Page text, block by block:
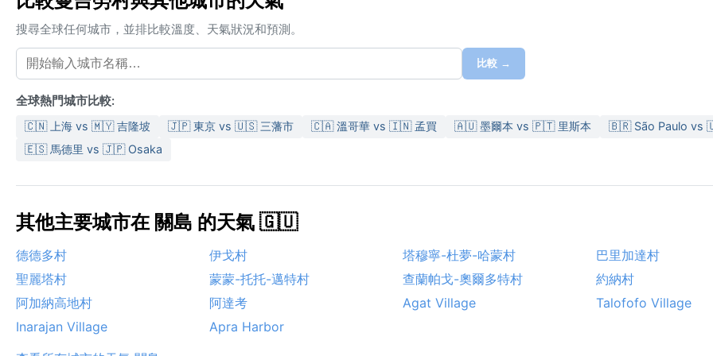
搜尋全球任何城市，並排比較溫度、天氣狀況和預測。
比較 →
全球熱門城市比較:
🇨🇳 上海 vs 🇲🇾 吉隆坡 🇯🇵 東京 vs 🇺🇸 三藩市 🇨🇦 溫哥華 vs 🇮🇳 孟買 🇦🇺 墨爾本 vs 🇵🇹 里斯本
🇧🇷 São Paulo vs
🇪🇸 馬德里 vs 🇯🇵 Osaka
其他主要城市在 關島 的天氣 🇬🇺
德德多村 伊戈村 塔穆寧-杜夢-哈蒙村
巴里加達村
聖麗塔村
蒙蒙-托托-邁特村 查蘭帕戈-奧爾多特村
約納村
阿加納高地村
阿達考 Agat Village
Talofofo Village
Inarajan Village
Apra Harbor